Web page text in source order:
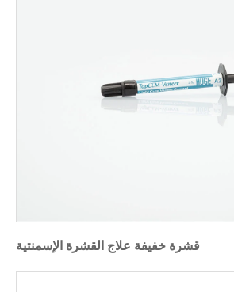
قشرة خفيفة علاج القشرة الإسمنتية